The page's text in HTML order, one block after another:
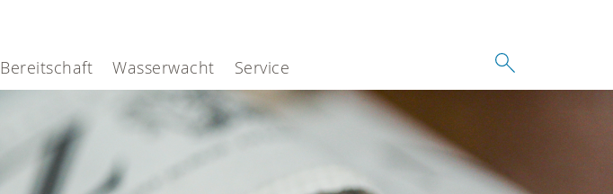
Bereitschaft Wasserwacht Service